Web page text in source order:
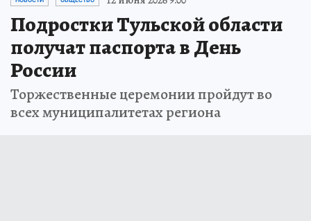
Подростки Тульской области
получат паспорта в День
России
Торжественные церемонии пройдут во
всех муниципалитетах региона